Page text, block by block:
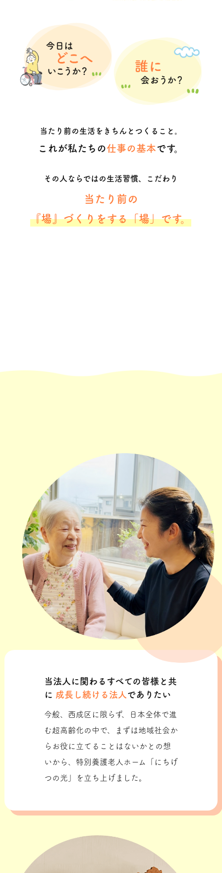
当たり前の生活をきちんとつくること。
これが私たちの仕事の基本です。
その人ならではの生活習慣、こだわり
当たり前の
『場』づくりをする「場」です。
当法人に関わるすべての皆様と共
に 成長し続ける法人 でありたい
今般、西成区に限らず、日本全体で進
む超高齢化の中で、まずは地域社会か
らお役に立てることはないかとの想
いから、特別養護老人ホーム「にちげ
つの光」を立ち上げました。